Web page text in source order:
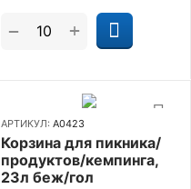
+
−
АРТИКУЛ: А0423
Корзина для пикника/
продуктов/кемпинга,
23л беж/гол